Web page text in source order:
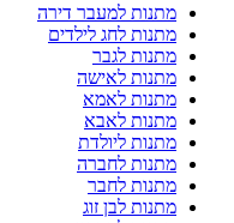
מתנות למעבר דירה
מתנות לחג לילדים
מתנות לגבר
מתנות לאישה
מתנות לאמא
מתנות לאבא
מתנות ליולדת
מתנות לחברה
מתנות לחבר
מתנות לבן זוג